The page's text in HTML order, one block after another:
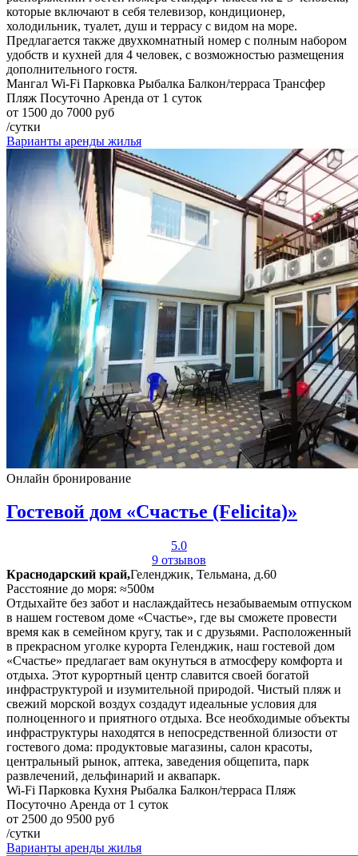
которые включают в себя телевизор, кондиционер,
холодильник, туалет, душ и террасу с видом на море.
Предлагается также двухкомнатный номер с полным набором
удобств и кухней для 4 человек, с возможностью размещения
дополнительного гостя.
Мангал Wi-Fi Парковка Рыбалка Балкон/терраса Трансфер
Пляж Посуточно Аренда от 1 суток
от 1500 до 7000 руб
/сутки
Варианты аренды жилья
Онлайн бронирование
Гостевой дом «Счастье (Felicita)»
5.0
9 отзывов
Краснодарский край,Геленджик, Тельмана, д.60
Расстояние до моря: ≈500м
Отдыхайте без забот и наслаждайтесь незабываемым отпуском
в нашем гостевом доме «Счастье», где вы сможете провести
время как в семейном кругу, так и с друзьями. Расположенный
в прекрасном уголке курорта Геленджик, наш гостевой дом
«Счастье» предлагает вам окунуться в атмосферу комфорта и
отдыха. Этот курортный центр славится своей богатой
инфраструктурой и изумительной природой. Чистый пляж и
свежий морской воздух создадут идеальные условия для
полноценного и приятного отдыха. Все необходимые объекты
инфраструктуры находятся в непосредственной близости от
гостевого дома: продуктовые магазины, салон красоты,
центральный рынок, аптека, заведения общепита, парк
развлечений, дельфинарий и аквапарк.
Wi-Fi Парковка Кухня Рыбалка Балкон/терраса Пляж
Посуточно Аренда от 1 суток
от 2500 до 9500 руб
/сутки
Варианты аренды жилья